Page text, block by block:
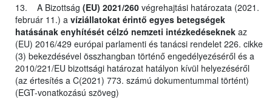
13. A Bizottság (EU) 2021/260 végrehajtási határozata (2021.
február 11.) a víziállatokat érintő egyes betegségek
hatásának enyhítését célzó nemzeti intézkedéseknek az
(EU) 2016/429 európai parlamenti és tanácsi rendelet 226. cikke
(3) bekezdésével összhangban történő engedélyezéséről és a
2010/221/EU bizottsági határozat hatályon kívül helyezéséről
(az értesítés a C(2021) 773. számú dokumentummal történt)
(EGT-vonatkozású szöveg)